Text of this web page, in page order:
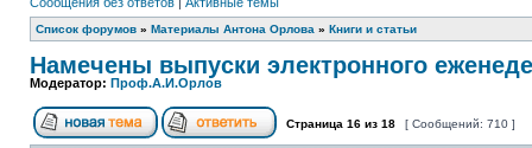
Список форумов » Материалы Антона Орлова » Книги и статьи
Намечены выпуски электронного
Модератор: Проф.А.И.Орлов
Страница 16 из 18 [ Сообщений: 710 ]